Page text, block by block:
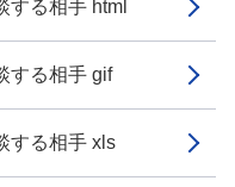
る相手 html
する相手 gif
する相手 xls